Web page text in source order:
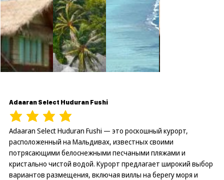
Adaaran Select Huduran Fushi
Adaaran Select Huduran Fushi — это роскошный курорт,
расположенный на Мальдивах, известных своими
потрясающими белоснежными песчаными пляжами и
кристально чистой водой. Курорт предлагает широкий выбор
вариантов размещения, включая виллы на берегу моря и